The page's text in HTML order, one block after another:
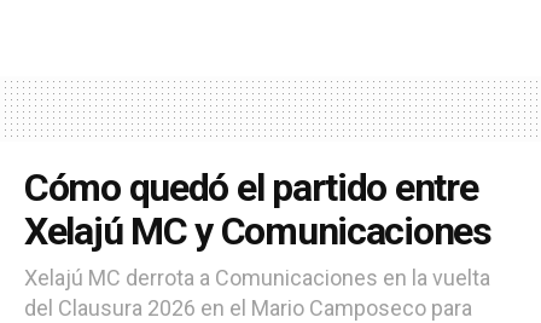
Cómo quedó el partido entre
Xelajú MC y Comunicaciones
Xelajú MC derrota a Comunicaciones en la vuelta
del Clausura 2026 en el Mario Camposeco para